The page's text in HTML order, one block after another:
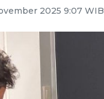
2025 9:07 WIB